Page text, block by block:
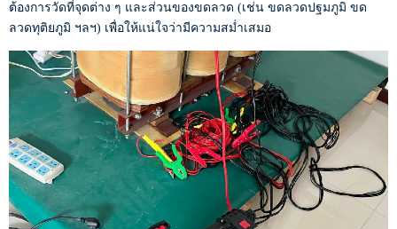
ต้องการวัดที่จุดต่าง ๆ และส่วนของขดลวด (เช่น ขดลวดปฐมภูมิ ขด
ลวดทุติยภูมิ ฯลฯ) เพื่อให้แน่ใจว่ามีความสม่ำเสมอ